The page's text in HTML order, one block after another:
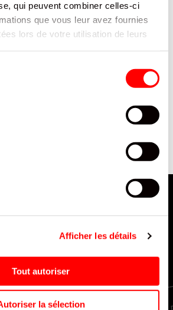
qui peuvent combiner celles-ci
que vous leur avez fournies
lors de votre utilisation de leurs
Afficher les détails
Tout autoriser
la sélection
rapide et efficace